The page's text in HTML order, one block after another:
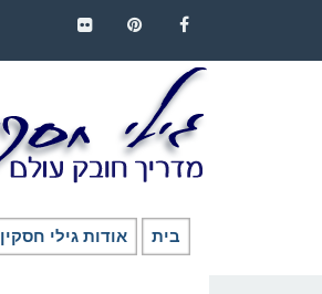
בית אודות גילי חסקין